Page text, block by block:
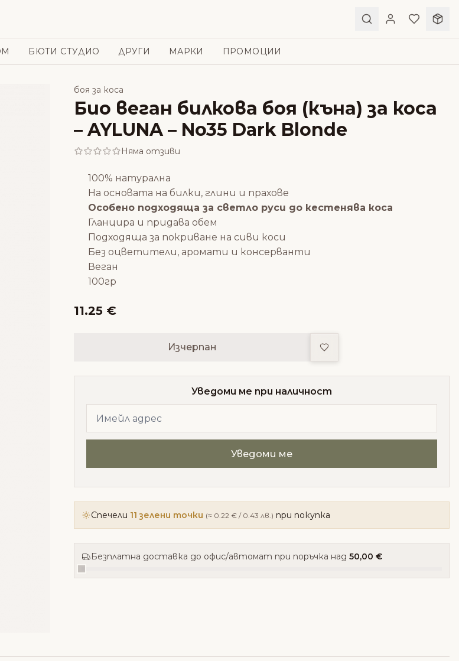
БЮТИ СТУДИО ДРУГИ МАРКИ ПРОМОЦИИ
боя за коса
Био веган билкова боя (къна) за коса
– AYLUNA – No35 Dark Blonde
Няма отзиви
100% натурална
На основата на билки, глини и прахове
Особено подходящa за светло руси до кестенява коса
Гланцира и придава обем
Подходяща за покриване на сиви коси
Без оцветители, аромати и консерванти
Веган
100гр
11.25 €
Изчерпан Добави в любими
Уведоми ме при наличност
Спечели 11 зелени точки (≈ 0.22 € / 0.43 лв.) при покупка
Безплатна доставка до офис/автомат при поръчка над 50,00 €